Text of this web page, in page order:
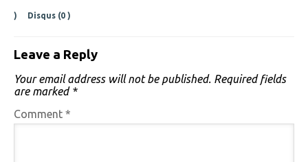
) Disqus (0 )
Leave a Reply
Your email address will not be published. Required fields
are marked *
Comment *